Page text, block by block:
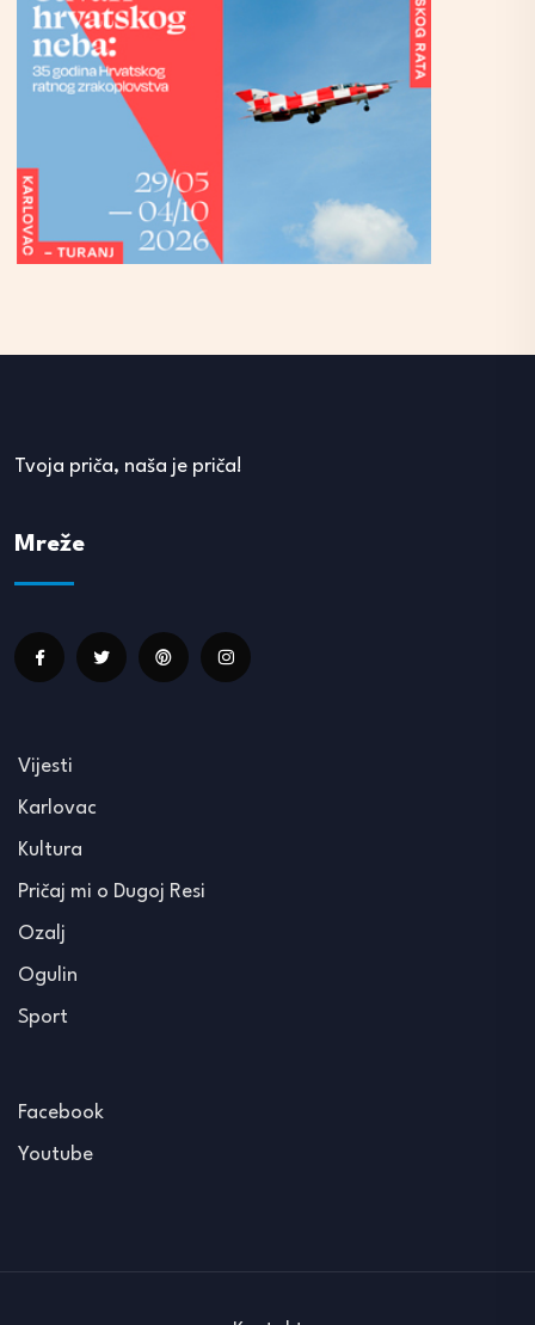
Tvoja priča, naša je priča!
Mreže
Vijesti
Karlovac
Kultura
Pričaj mi o Dugoj Resi
Ozalj
Ogulin
Sport
Facebook
Youtube